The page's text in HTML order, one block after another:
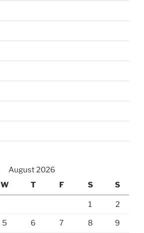
August 2026
W T F S S
1 2
5 6 7 8 9